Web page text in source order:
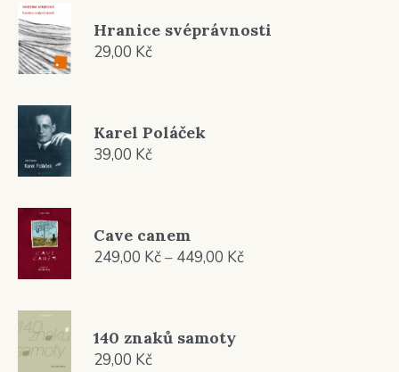
Hranice svéprávnosti
29,00 Kč
Karel Poláček
39,00 Kč
Cave canem
249,00 Kč– 449,00 KčRozpětí
140 znaků samoty
29,00 Kč